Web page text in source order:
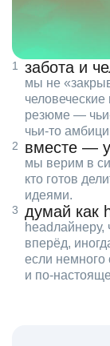
забота и
мы не
резюме —
чьи‑то
вместе —
мы верим в
кто готов
идеями.
думай как
вперёд,
если немного
и